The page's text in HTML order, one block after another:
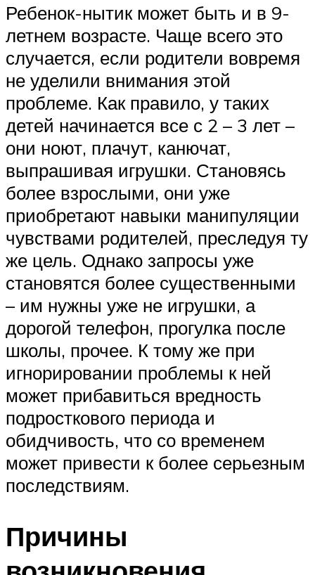
Ребенок-нытик может быть и в 9-
летнем возрасте. Чаще всего это
случается, если родители вовремя
не уделили внимания этой
проблеме. Как правило, у таких
детей начинается все с 2 – 3 лет –
они ноют, плачут, канючат,
выпрашивая игрушки. Становясь
более взрослыми, они уже
приобретают навыки манипуляции
чувствами родителей, преследуя ту
же цель. Однако запросы уже
становятся более существенными
– им нужны уже не игрушки, а
дорогой телефон, прогулка после
школы, прочее. К тому же при
игнорировании проблемы к ней
может прибавиться вредность
подросткового периода и
обидчивость, что со временем
может привести к более серьезным
последствиям.
Причины